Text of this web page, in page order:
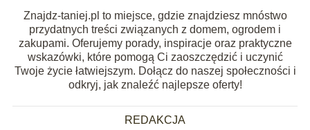
Znajdz-taniej.pl to miejsce, gdzie znajdziesz mnóstwo
przydatnych treści związanych z domem, ogrodem i
zakupami. Oferujemy porady, inspiracje oraz praktyczne
wskazówki, które pomogą Ci zaoszczędzić i uczynić
Twoje życie łatwiejszym. Dołącz do naszej społeczności i
odkryj, jak znaleźć najlepsze oferty!
REDAKCJA